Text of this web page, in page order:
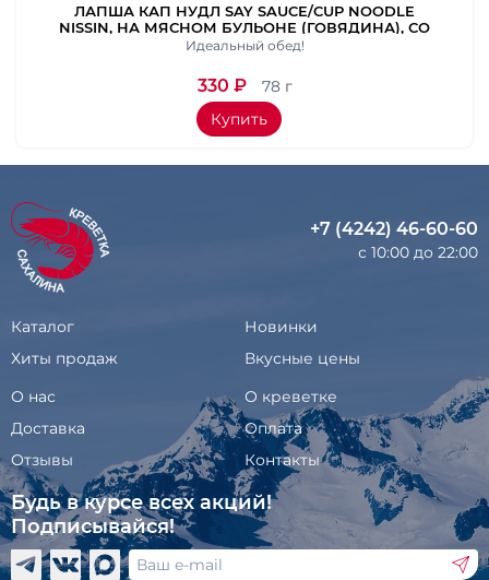
ЛАПША КАП НУДЛ SAY SAUCE/CUP NOODLE
NISSIN, НА МЯСНОМ БУЛЬОНЕ (ГОВЯДИНА), СО
ВКУСОМ КРЕВЕТКИ. ВЕС 78 Г
Идеальный обед!
330 ₽
78 г
Купить
+7 (4242) 46-60-60
с 10:00 до 22:00
Каталог
Новинки
Хиты продаж
Вкусные цены
О нас
О креветке
Доставка
Оплата
Отзывы
Контакты
Будь в курсе всех акций!
Подписывайся!